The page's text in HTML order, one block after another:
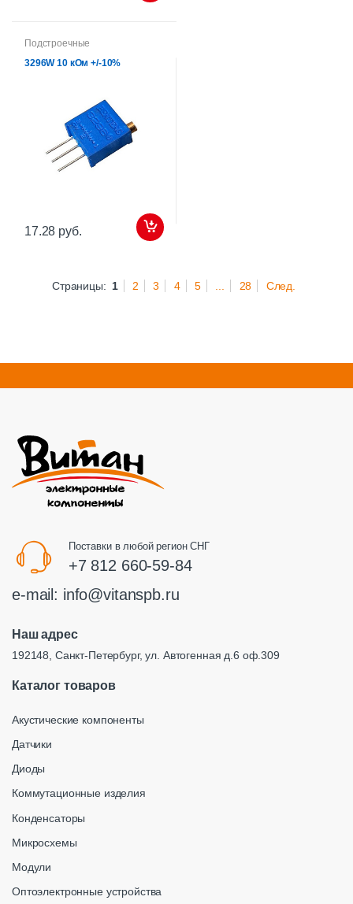
Подстроечные
3296W 10 кОм +/-10%
17.28 руб.
Страницы: 1 2 3 4 5 28 След.
Поставки в любой регион СНГ
+7 812 660-59-84
e-mail: info@vitanspb.ru
Наш адрес
192148, Санкт-Петербург, ул. Автогенная д.6 оф.309
Каталог товаров
Акустические компоненты
Датчики
Диоды
Коммутационные изделия
Конденсаторы
Микросхемы
Модули
Оптоэлектронные устройства